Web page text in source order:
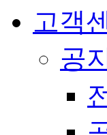
고객
공